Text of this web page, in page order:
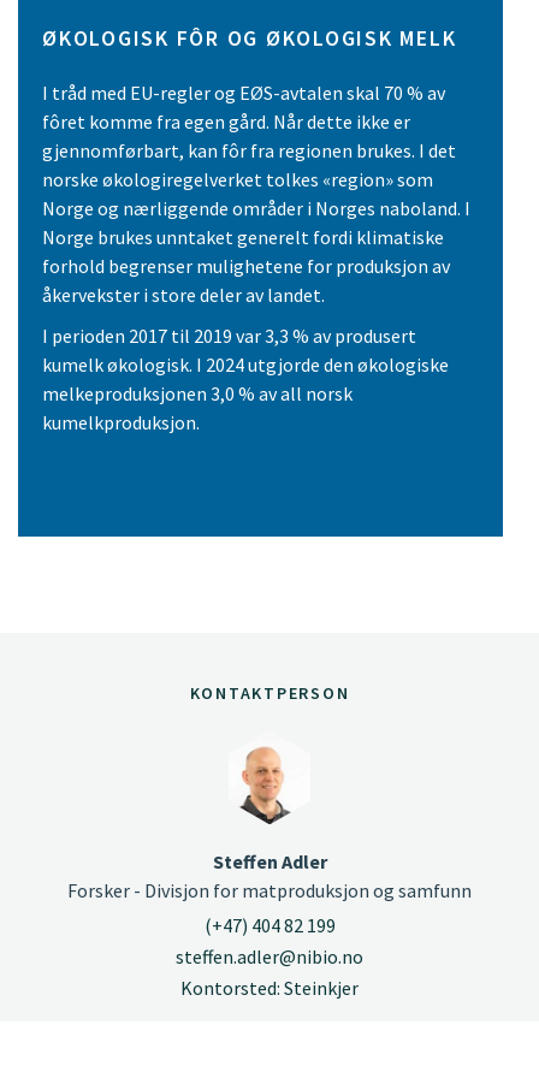
ØKOLOGISK FÔR OG ØKOLOGISK MELK
I tråd med EU-regler og EØS-avtalen skal 70 % av
fôret komme fra egen gård. Når dette ikke er
gjennomførbart, kan fôr fra regionen brukes. I det
norske økologiregelverket tolkes «region» som
Norge og nærliggende områder i Norges naboland. I
Norge brukes unntaket generelt fordi klimatiske
forhold begrenser mulighetene for produksjon av
åkervekster i store deler av landet.
I perioden 2017 til 2019 var 3,3 % av produsert
kumelk økologisk. I 2024 utgjorde den økologiske
melkeproduksjonen 3,0 % av all norsk
kumelkproduksjon.
KONTAKTPERSON
Steffen Adler
Forsker - Divisjon for matproduksjon og samfunn
(+47) 404 82 199
steffen.adler@nibio.no
Kontorsted: Steinkjer